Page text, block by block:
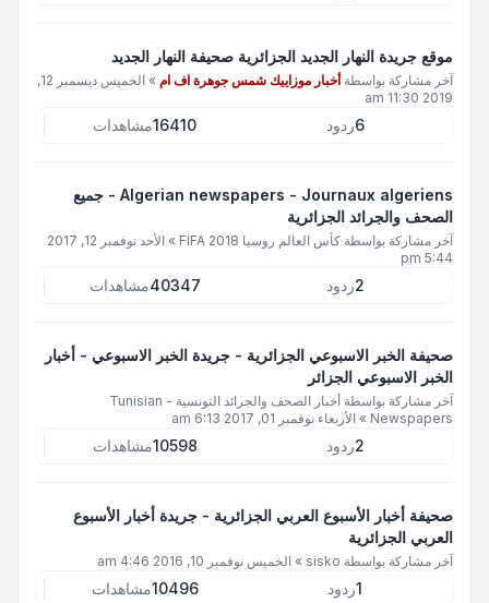
موقع جريدة النهار الجديد الجزائرية صحيفة النهار الجديد
آخر مشاركة بواسطةأخبار موزاييك شمس جوهرة اف ام »
الخميس ديسمبر 12,
2019 11:30 am
6ردود 16410مشاهدات
Algerian newspapers - Journaux algeriens - جميع
الصحف والجرائد الجزائرية
آخر مشاركة بواسطة كأس العالم روسيا 2018 FIFA »
الأحد نوفمبر 12, 2017
5:44 pm
2ردود 40347مشاهدات
صحيفة الخبر الاسبوعي الجزائرية - جريدة الخبر الاسبوعي - أخبار
الخبر الاسبوعي الجزائر
آخر مشاركة بواسطة
أخبار الصحف والجرائد التونسية - Tunisian
Newspapers
» الأربعاء نوفمبر 01, 2017 6:13 am
2ردود 10598مشاهدات
صحيفة أخبار الأسبوع العربي الجزائرية - جريدة أخبار الأسبوع
العربي الجزائرية
آخر مشاركة بواسطة sisko
» الخميس نوفمبر 10, 2016 4:46 am
1ردود 10496مشاهدات